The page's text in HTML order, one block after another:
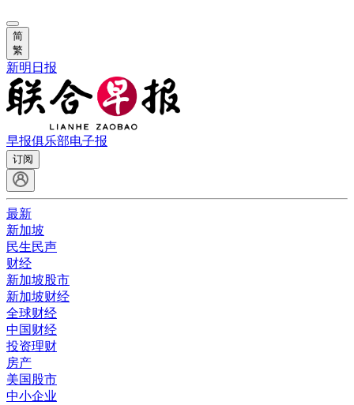
简
繁
新明日报
早报俱乐部电子报
订阅
最新
新加坡
民生民声
财经
新加坡股市
新加坡财经
全球财经
中国财经
投资理财
房产
美国股市
中小企业